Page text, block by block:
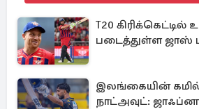
T20
படைத்துள்ள ஜாஸ்
இலங்கையின் கமில்
நாட்அவுட்: